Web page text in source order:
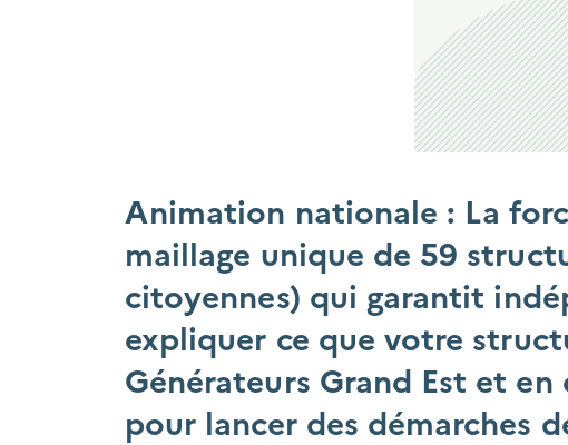
Animation nationale : La
maillage unique de 59
citoyennes) qui garantit
expliquer ce que votre
Générateurs Grand Est et
pour lancer des démarches